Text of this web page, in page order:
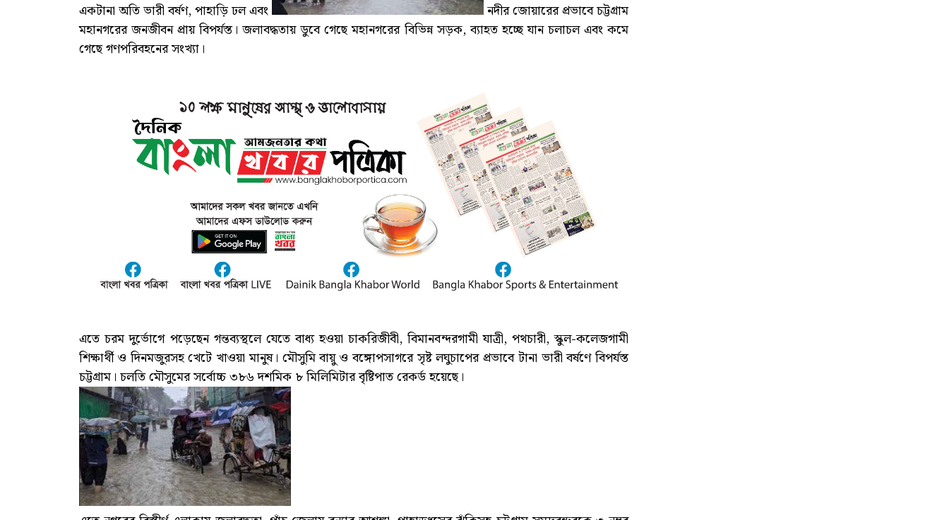
একটানা অতি ভারী বর্ষণ, পাহাড়ি ঢল এবং
নদীর জোয়ারের প্রভাবে চট্টগ্রাম
মহানগরের জনজীবন প্রায় বিপর্যস্ত। জলাবদ্ধতায় ডুবে গেছে মহানগরের বিভিন্ন সড়ক, ব্যাহত হচ্ছে যান চলাচল এবং কমে
গেছে গণপরিবহনের সংখ্যা।
এতে চরম দুর্ভোগে পড়েছেন গন্তব্যস্থলে যেতে বাধ্য হওয়া চাকরিজীবী, বিমানবন্দরগামী যাত্রী, পথচারী, স্কুল-কলেজগামী
শিক্ষার্থী ও দিনমজুরসহ খেটে খাওয়া মানুষ। মৌসুমি বায়ু ও বঙ্গোপসাগরে সৃষ্ট লঘুচাপের প্রভাবে টানা ভারী বর্ষণে বিপর্যস্ত
চট্টগ্রাম। চলতি মৌসুমের সর্বোচ্চ ৩৮৬ দশমিক ৮ মিলিমিটার বৃষ্টিপাত রেকর্ড হয়েছে।